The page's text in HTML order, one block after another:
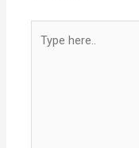
here..